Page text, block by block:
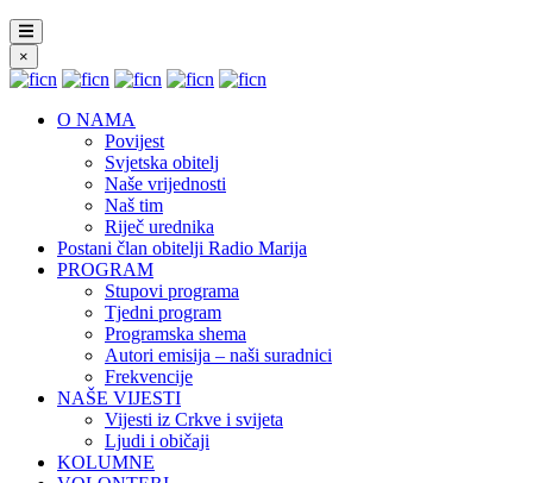
×
O NAMA
Povijest
Svjetska obitelj
Naše vrijednosti
Naš tim
Riječ urednika
Postani član obitelji Radio Marija
PROGRAM
Stupovi programa
Tjedni program
Programska shema
Autori emisija – naši suradnici
Frekvencije
NAŠE VIJESTI
Vijesti iz Crkve i svijeta
Ljudi i običaji
KOLUMNE